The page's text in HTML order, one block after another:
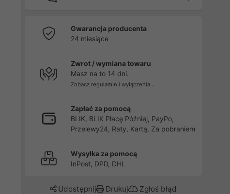
Gwarancja producenta
24 miesiące
Zwrot / wymiana towaru
Masz na to 14 dni.
Zobacz regulamin i wyłączenia...
Zapłać za pomocą
BLIK, BLIK Płacę Później, PayPo,
Przelewy24, Raty, Kartą, Za pobraniem
Wysyłka za pomocą
InPost, DPD, DHL
Udostępnij Drukuj Zgłoś błąd